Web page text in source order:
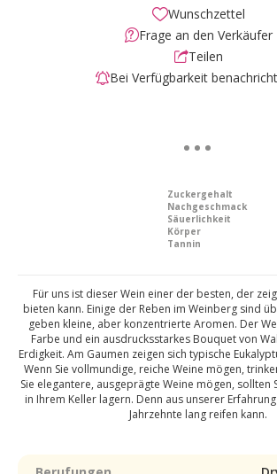
Wunschzettel
Frage an den Verkäufer
Teilen
Bei Verfügbarkeit
Zuckergehalt
Nachgeschmack
Säuerlichkeit
Körper
Tannin
Für uns ist dieser Wein einer der besten, der
bieten kann. Einige der Reben im Weinberg sind
geben kleine, aber konzentrierte Aromen. Der
Farbe und ein ausdrucksstarkes Bouquet von
Erdigkeit. Am Gaumen zeigen sich typische
Wenn Sie vollmundige, reiche Weine mögen,
Sie elegantere, ausgeprägte Weine mögen, sollten
in Ihrem Keller lagern. Denn aus unserer
Jahrzehnte lang reifen kann.